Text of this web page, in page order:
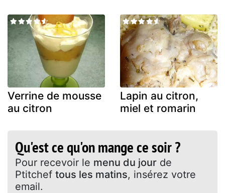
Verrine de mousse
au citron
Lapin au citron,
miel et romarin
Qu'est ce qu'on mange ce soir ?
Pour recevoir le menu du jour de
Ptitchef tous les matins, insérez votre
email.